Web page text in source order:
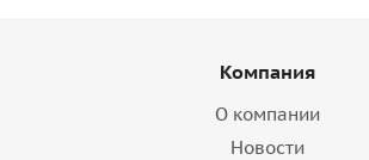
Компания
О компании
Новости